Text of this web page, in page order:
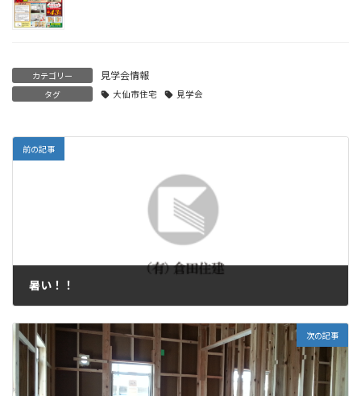
カテゴリー 見学会情報
タグ 大仙市住宅 見学会
前の記事
暑い！！
次の記事